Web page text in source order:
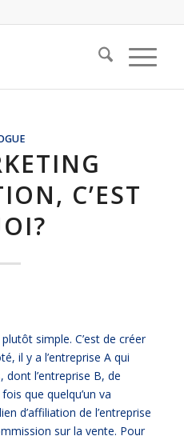
C’EST
simple. C’est de créer
il y a l’entreprise A qui
l’entreprise B, de
que quelqu’un va
d’affiliation de l’entreprise
sur la vente. Pour